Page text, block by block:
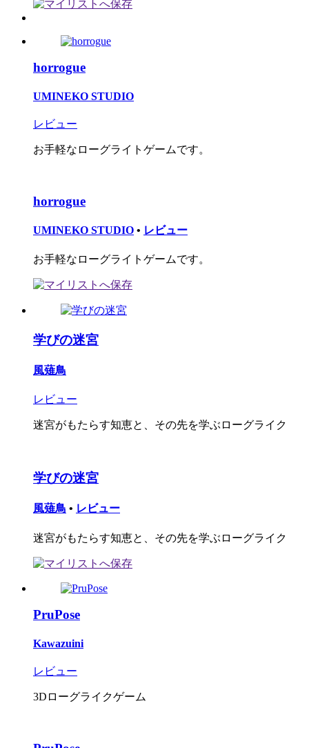
horrogue
UMINEKO STUDIO
レビュー
お手軽なローグライトゲームです。
horrogue
UMINEKO STUDIO • レビュー
お手軽なローグライトゲームです。
学びの迷宮
風薙鳥
レビュー
迷宮がもたらす知恵と、その先を学ぶローグライク
学びの迷宮
風薙鳥 • レビュー
迷宮がもたらす知恵と、その先を学ぶローグライク
PruPose
Kawazuini
レビュー
3Dローグライクゲーム